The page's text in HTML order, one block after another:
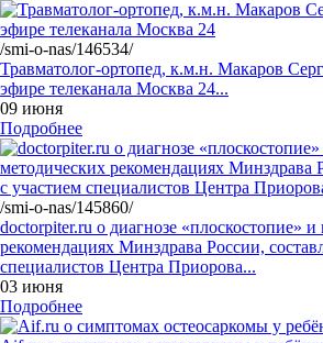
/smi-o-nas/146534/
Травматолог-ортопед, к.м.н. Макаров
эфире телеканала Москва 24...
09 июня
Подробнее
/smi-o-nas/145860/
doctorpiter.ru о диагнозе «плоскостопие»
рекомендациях Минздрава России,
специалистов Центра Приорова...
03 июня
Подробнее